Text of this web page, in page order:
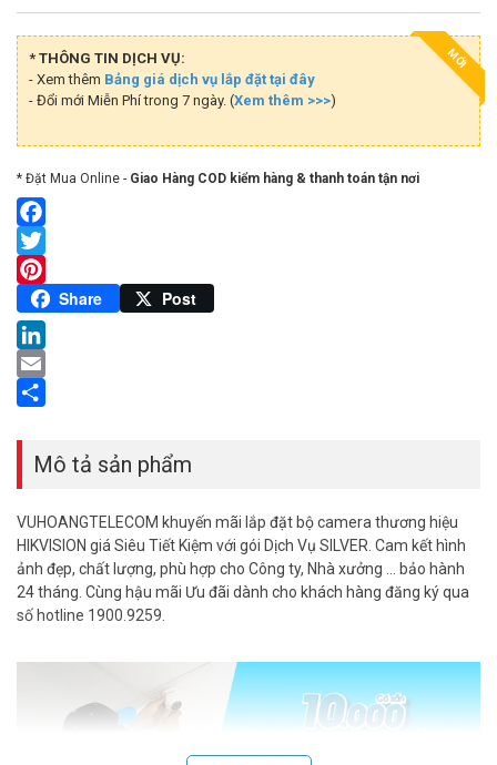
MỚI
* THÔNG TIN DỊCH VỤ:
- Xem thêm Bảng giá dịch vụ lắp đặt tại đây
- Đổi mới Miễn Phí trong 7 ngày. (Xem thêm >>>)
* Đặt Mua Online - Giao Hàng COD kiểm hàng & thanh toán tận nơi
Facebook
Twitter
Pinterest
Share Post
LinkedIn
Email
Mô tả sản phẩm
VUHOANGTELECOM khuyến mãi lắp đặt bộ camera thương hiệu
HIKVISION giá Siêu Tiết Kiệm với gói Dịch Vụ SILVER. Cam kết hình
ảnh đẹp, chất lượng, phù hợp cho Công ty, Nhà xưởng … bảo hành
24 tháng. Cùng hậu mãi Ưu đãi dành cho khách hàng đăng ký qua
số hotline 1900.9259.